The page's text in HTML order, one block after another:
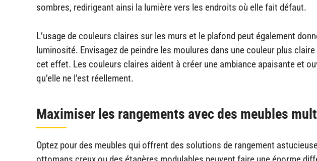
sombres, redirigeant ainsi la lumière vers les endroits où elle fait défaut.
L’usage de couleurs claires sur les murs et le plafond peut également
luminosité. Envisagez de peindre les moulures dans une couleur plus
cet effet. Les couleurs claires aident à créer une ambiance apaisante et
qu’elle ne l’est réellement.
Maximiser les rangements avec des meubles
Optez pour des meubles qui offrent des solutions de rangement